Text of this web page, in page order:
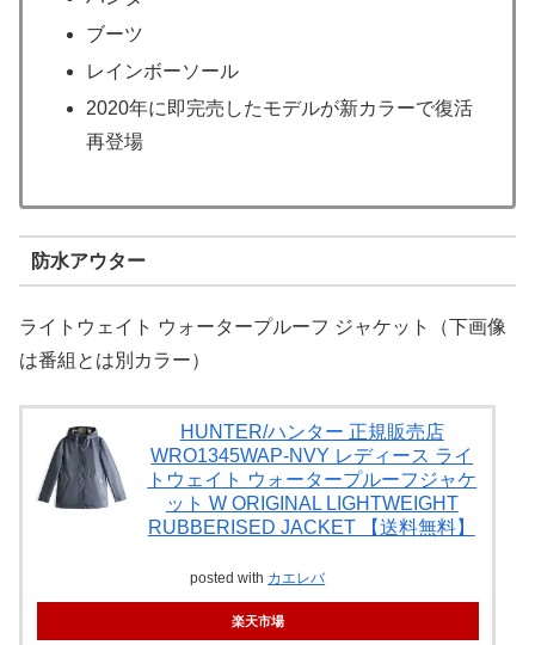
ブーツ
レインボーソール
2020年に即完売したモデルが新カラーで復活
再登場
防水アウター
ライトウェイト ウォータープルーフ ジャケット（下画像
は番組とは別カラー）
HUNTER/ハンター 正規販売店
WRO1345WAP-NVY レディース ライ
トウェイト ウォータープルーフジャケ
ット W ORIGINAL LIGHTWEIGHT
RUBBERISED JACKET 【送料無料】
posted with カエレバ
楽天市場